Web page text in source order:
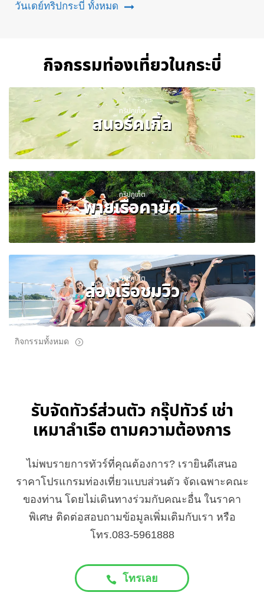
วันเดย์ทริปกระบี่ ทั้งหมด
กิจกรรมท่องเที่ยวในกระบี่
ทริปภูเก็ต
สนอร์คเกิ้ล
ทริปภูเก็ต
พายเรือคายัค
ทริปภูเก็ต
ล่องเรือชมวิว
กิจกรรมทั้งหมด
รับจัดทัวร์ส่วนตัว กรุ๊ปทัวร์ เช่า
เหมาลำเรือ ตามความต้องการ
ไม่พบรายการทัวร์ที่คุณต้องการ? เรายินดีเสนอ
ราคาโปรแกรมท่องเที่ยวแบบส่วนตัว จัดเฉพาะคณะ
ของท่าน โดยไม่เดินทางร่วมกับคณะอื่น ในราคา
พิเศษ ติดต่อสอบถามข้อมูลเพิ่มเติมกับเรา หรือ
โทร.083-5961888
โทรเลย